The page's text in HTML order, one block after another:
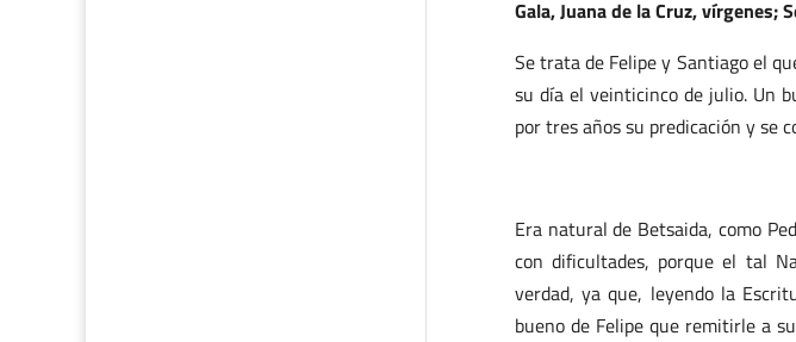
Gala, Juana de la Cruz, vírgenes;
Se trata de Felipe y Santiago el
su día el veinticinco de julio. Un
por tres años su predicación y se
Era natural de Betsaida, como
con dificultades, porque el tal
verdad, ya que, leyendo la
bueno de Felipe que remitirle a